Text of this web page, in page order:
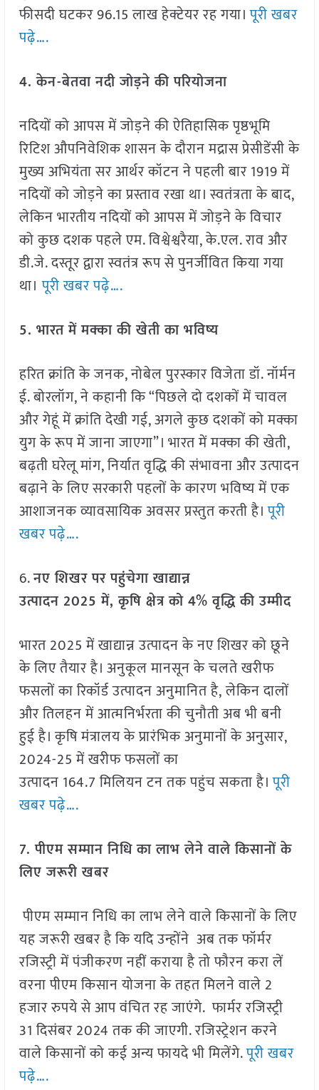
फीसदी घटकर 96.15 लाख हेक्टेयर रह गया।पूरी खबर
पढ़े….
4. केन-बेतवा नदी जोड़ने की परियोजना
नदियों को आपस में जोड़ने की ऐतिहासिक पृष्ठभूमि
रिटिश औपनिवेशिक शासन के दौरान मद्रास प्रेसीडेंसी के
मुख्य अभियंता सर आर्थर कॉटन ने पहली बार 1919 में
नदियों को जोड़ने का प्रस्ताव रखा था। स्वतंत्रता के बाद,
लेकिन भारतीय नदियों को आपस में जोड़ने के विचार
को कुछ दशक पहले एम. विश्वेश्वरैया, के.एल. राव और
डी.जे. दस्तूर द्वारा स्वतंत्र रूप से पुनर्जीवित किया गया
था।पूरी खबर पढ़े….
5. भारत में मक्का की खेती का भविष्य
हरित क्रांति के जनक, नोबेल पुरस्कार विजेता डॉ. नॉर्मन
ई. बोरलॉग, ने कहानी कि “पिछले दो दशकों में चावल
और गेहूं में क्रांति देखी गई, अगले कुछ दशकों को मक्का
युग के रूप में जाना जाएगा”। भारत में मक्का की खेती,
बढ़ती घरेलू मांग, निर्यात वृद्धि की संभावना और उत्पादन
बढ़ाने के लिए सरकारी पहलों के कारण भविष्य में एक
आशाजनक व्यावसायिक अवसर प्रस्तुत करती है।पूरी
खबर पढ़े….
6.नए शिखर पर पहुंचेगा खाद्यान्न
उत्पादन 2025में,कृषि क्षेत्र को 4%वृद्धि की उम्मीद
भारत 2025 में खाद्यान्न उत्पादन के नए शिखर को छूने
के लिए तैयार है। अनुकूल मानसून के चलते खरीफ
फसलों का रिकॉर्ड उत्पादन अनुमानित है, लेकिन दालों
और तिलहन में आत्मनिर्भरता की चुनौती अब भी बनी
हुई है। कृषि मंत्रालय के प्रारंभिक अनुमानों के अनुसार,
2024-25 में खरीफ फसलों का
उत्पादन 164.7 मिलियन टन तक पहुंच सकता है।पूरी
खबर पढ़े….
7. पीएम सम्मान निधि का लाभ लेने वाले किसानों के
लिए जरूरी खबर
पीएम सम्मान निधि का लाभ लेने वाले किसानों के लिए
यह जरूरी खबर है कि यदि उन्होंने अब तक फॉर्मर
रजिस्ट्री में पंजीकरण नहीं कराया है तो फौरन करा लें
वरना पीएम किसान योजना के तहत मिलने वाले 2
हजार रुपये से आप वंचित रह जाएंगे. फार्मर रजिस्ट्री
31 दिसंबर 2024 तक की जाएगी. रजिस्ट्रेशन करने
वाले किसानों को कई अन्य फायदे भी मिलेंगे.पूरी खबर
पढ़े….